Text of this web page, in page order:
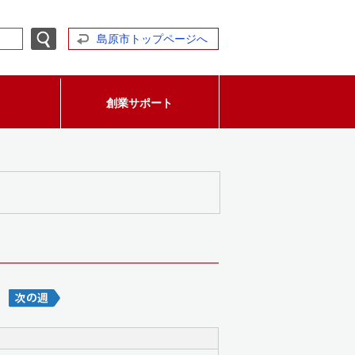
島原市トップページへ
創業サポート